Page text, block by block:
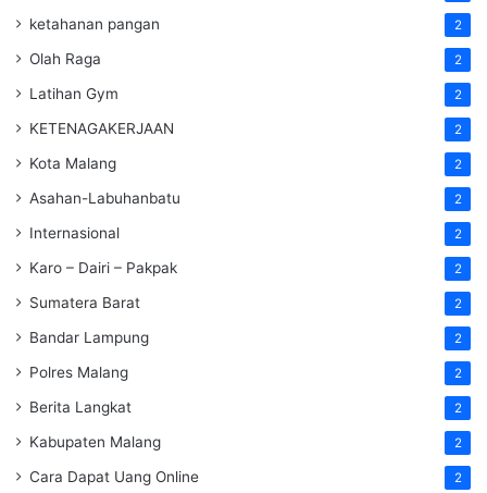
ketahanan pangan 2
Olah Raga 2
Latihan Gym 2
KETENAGAKERJAAN 2
Kota Malang 2
Asahan-Labuhanbatu 2
Internasional 2
Karo – Dairi – Pakpak 2
Sumatera Barat 2
Bandar Lampung 2
Polres Malang 2
Berita Langkat 2
Kabupaten Malang 2
Cara Dapat Uang Online 2